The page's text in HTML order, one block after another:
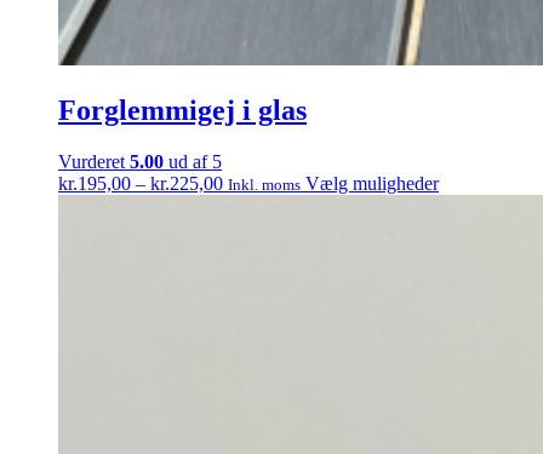
Forglemmigej i glas
Vurderet 5.00 ud af 5
kr.195,00 – kr.225,00Prisinterval:
Inkl. moms Vælg mulighederDette